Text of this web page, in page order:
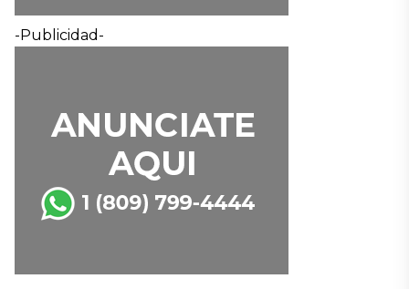
-Publicidad-